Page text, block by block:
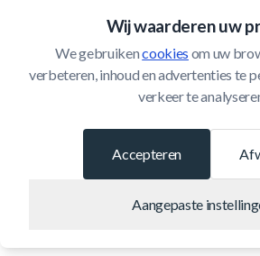
Wij waarderen uw
We gebruiken cookies om uw
verbeteren, inhoud en advertenties te
verkeer te
Aangepaste
Accepteren
Klantenservice